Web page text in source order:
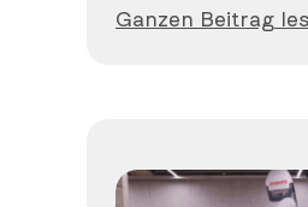
Ganzen Beitrag